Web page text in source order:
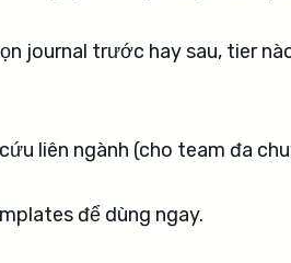
journal trước hay sau, tier
liên ngành (cho team đa
để dùng ngay.